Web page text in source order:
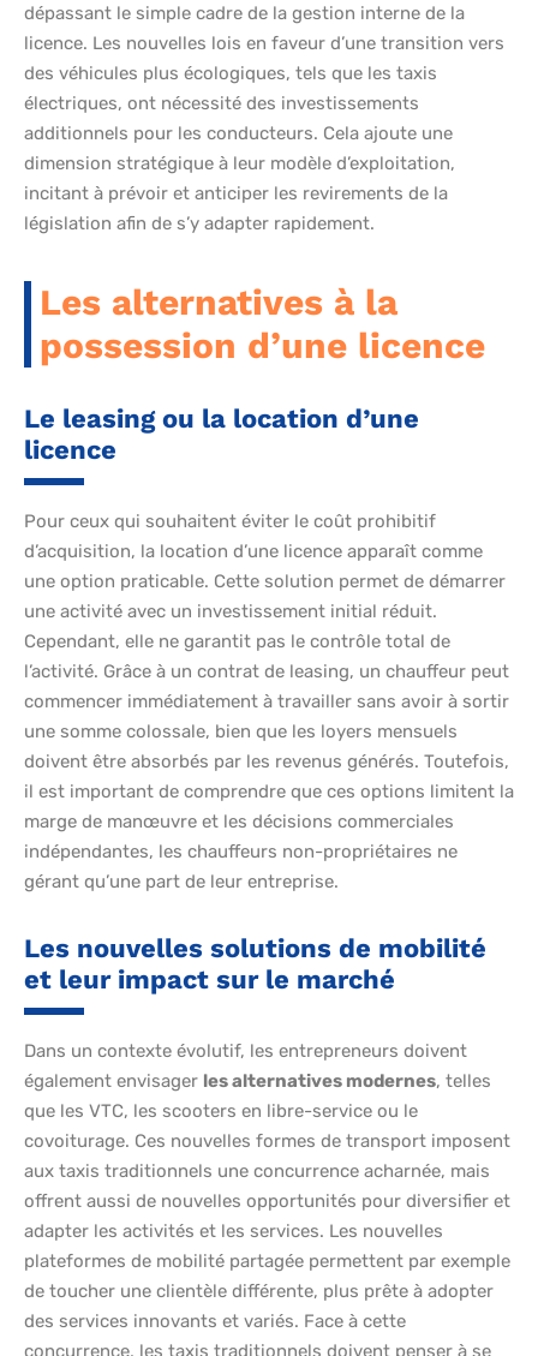
dépassant le simple cadre de la gestion interne de la
licence. Les nouvelles lois en faveur d’une transition vers
des véhicules plus écologiques, tels que les taxis
électriques, ont nécessité des investissements
additionnels pour les conducteurs. Cela ajoute une
dimension stratégique à leur modèle d’exploitation,
incitant à prévoir et anticiper les revirements de la
législation afin de s’y adapter rapidement.
Les alternatives à la
possession d’une licence
Le leasing ou la location d’une
licence
Pour ceux qui souhaitent éviter le coût prohibitif
d’acquisition, la location d’une licence apparaît comme
une option praticable. Cette solution permet de démarrer
une activité avec un investissement initial réduit.
Cependant, elle ne garantit pas le contrôle total de
l’activité. Grâce à un contrat de leasing, un chauffeur peut
commencer immédiatement à travailler sans avoir à sortir
une somme colossale, bien que les loyers mensuels
doivent être absorbés par les revenus générés. Toutefois,
il est important de comprendre que ces options limitent la
marge de manœuvre et les décisions commerciales
indépendantes, les chauffeurs non-propriétaires ne
gérant qu’une part de leur entreprise.
Les nouvelles solutions de mobilité
et leur impact sur le marché
Dans un contexte évolutif, les entrepreneurs doivent
également envisager les alternatives modernes, telles
que les VTC, les scooters en libre-service ou le
covoiturage. Ces nouvelles formes de transport imposent
aux taxis traditionnels une concurrence acharnée, mais
offrent aussi de nouvelles opportunités pour diversifier et
adapter les activités et les services. Les nouvelles
plateformes de mobilité partagée permettent par exemple
de toucher une clientèle différente, plus prête à adopter
des services innovants et variés. Face à cette
concurrence, les taxis traditionnels doivent penser à se